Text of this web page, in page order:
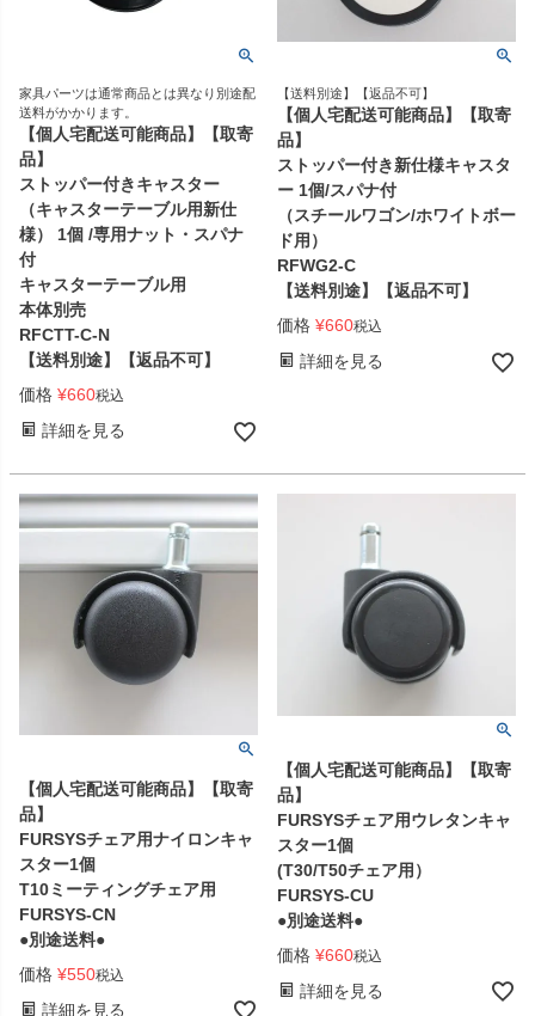
家具パーツは通常商品とは異なり別途配
送料がかかります。
【個人宅配送可能商品】【取寄
品】
ストッパー付きキャスター
（キャスターテーブル用新仕
様） 1個 /専用ナット・スパナ
付
キャスターテーブル用
本体別売
RFCTT-C-N
【送料別途】【返品不可】
価格 ¥660税込
詳細を見る
【送料別途】【返品不可】
【個人宅配送可能商品】【取寄
品】
ストッパー付き新仕様キャスタ
ー 1個/スパナ付
（スチールワゴン/ホワイトボー
ド用）
RFWG2-C
【送料別途】【返品不可】
価格 ¥660税込
詳細を見る
【個人宅配送可能商品】【取寄
品】
FURSYSチェア用ナイロンキャ
スター1個
T10ミーティングチェア用
FURSYS-CN
●別途送料●
価格 ¥550税込
詳細を見る
【個人宅配送可能商品】【取寄
品】
FURSYSチェア用ウレタンキャ
スター1個
(T30/T50チェア用）
FURSYS-CU
●別途送料●
価格 ¥660税込
詳細を見る